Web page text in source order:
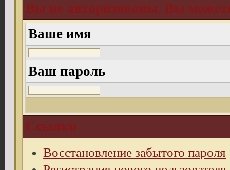
Вы не авторизованы. Вы
Ваше имя
Ваш пароль
Ссылки
Восстановление забытого пароля